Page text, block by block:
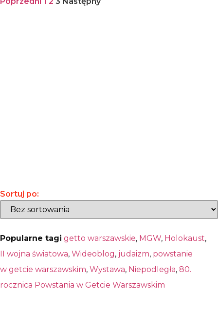
Sortuj po:
Popularne tagi getto warszawskie, MGW, Holokaust,
II wojna światowa, Wideoblog, judaizm, powstanie
w getcie warszawskim, Wystawa, Niepodległa, 80.
rocznica Powstania w Getcie Warszawskim